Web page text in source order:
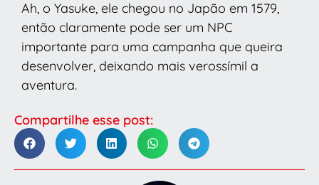
Ah, o Yasuke, ele chegou no Japão em 1579,
então claramente pode ser um NPC
importante para uma campanha que queira
desenvolver, deixando mais verossímil a
aventura.
Compartilhe esse post: